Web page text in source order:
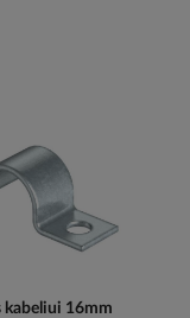
kabeliui 16mm